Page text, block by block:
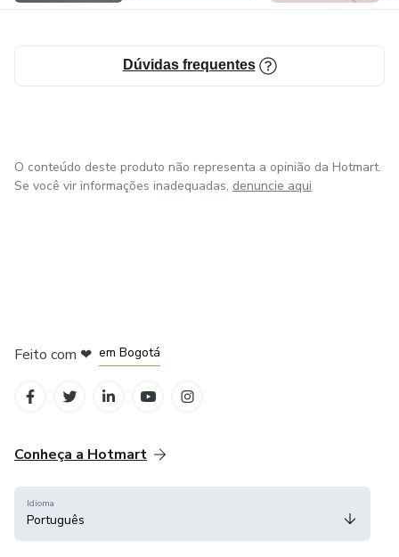
Dúvidas frequentes
O conteúdo deste produto não representa a opinião da Hotmart.
Se você vir informações inadequadas, denuncie aqui
Feito com ❤ em Bogotá
Conheça a Hotmart
Idioma
Português